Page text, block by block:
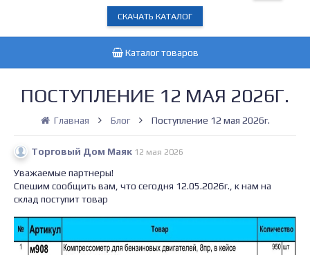
СКАЧАТЬ КАТАЛОГ
Каталог товаров
ПОСТУПЛЕНИЕ 12 МАЯ 2026Г.
Главная Блог Поступление 12 мая 2026г.
Торговый Дом Маяк 12 мая 2026
Уважаемые партнеры!
Спешим сообщить вам, что сегодня 12.05.2026г., к нам на
склад поступит товар